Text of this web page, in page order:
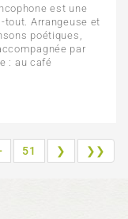
est une
Arrangeuse et
poétiques,
par
: au café
51 ❯ ❯❯